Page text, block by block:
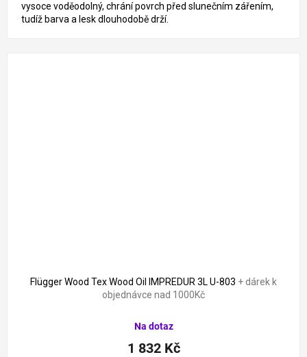
vysoce voděodolný, chrání povrch před slunečním zářením,
tudíž barva a lesk dlouhodobě drží.
Flügger Wood Tex Wood Oil IMPREDUR 3L U-803 + dárek k
objednávce nad 1000Kč
Na dotaz
1 832 Kč